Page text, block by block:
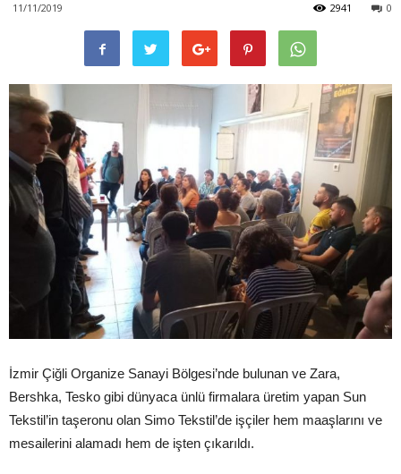
11/11/2019 0
2941
İzmir Çiğli Organize Sanayi Bölgesi’nde bulunan ve Zara,
Bershka, Tesko gibi dünyaca ünlü firmalara üretim yapan Sun
Tekstil’in taşeronu olan Simo Tekstil’de işçiler hem maaşlarını ve
mesailerini alamadı hem de işten çıkarıldı.